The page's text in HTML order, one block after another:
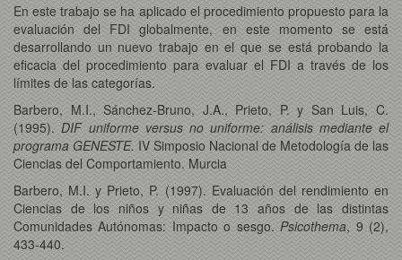
En este trabajo se ha aplicado el procedimiento propuesto para la
evaluación del FDI globalmente, en este momento se está
desarrollando un nuevo trabajo en el que se está probando la
eficacia del procedimiento para evaluar el FDI a través de los
límites de las categorías.
Barbero, M.I., Sánchez-Bruno, J.A., Prieto, P. y San Luis, C.
(1995). DIF uniforme versus no uniforme: análisis mediante el
programa GENESTE. IV Simposio Nacional de Metodología de las
Ciencias del Comportamiento. Murcia
Barbero, M.I. y Prieto, P. (1997). Evaluación del rendimiento en
Ciencias de los niños y niñas de 13 años de las distintas
Comunidades Autónomas: Impacto o sesgo.Psicothema, 9 (2),
433-440.